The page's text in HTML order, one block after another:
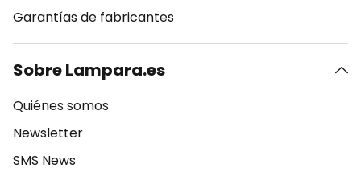
Garantías de fabricantes
Sobre Lampara.es
Quiénes somos
Newsletter
SMS News